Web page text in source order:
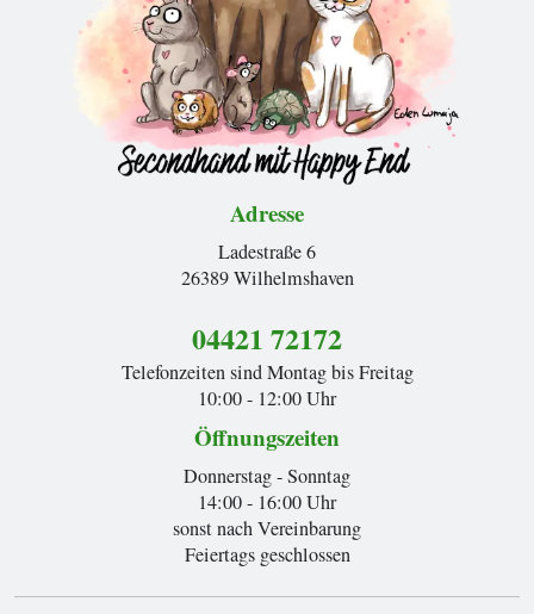
Adresse
Ladestraße 6
26389 Wilhelmshaven
04421 72172
Telefonzeiten sind Montag bis Freitag
10:00 - 12:00 Uhr
Öffnungszeiten
Donnerstag - Sonntag
14:00 - 16:00 Uhr
sonst nach Vereinbarung
Feiertags geschlossen